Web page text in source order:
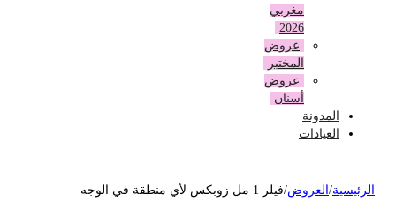
مغربي
عروض
المختبر
عروض
أسنان
المدونة
العيادات
/العروض فيلر 1 مل زوبكس لأي منطقة في الوجه